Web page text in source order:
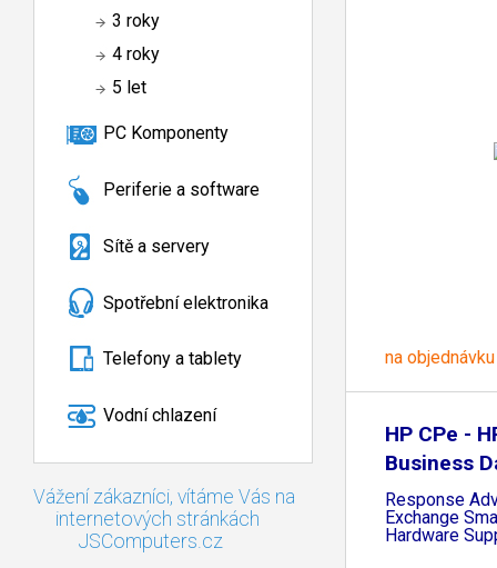
3 roky
4 roky
5 let
PC Komponenty
Periferie a software
Sítě a servery
Spotřební elektronika
Telefony a tablety
Vodní chlazení
Vážení zákazníci, vítáme Vás na
internetových stránkách
JSComputers.cz
na objednávku
HP CPe -
Business
Response
Exchange
Hardware